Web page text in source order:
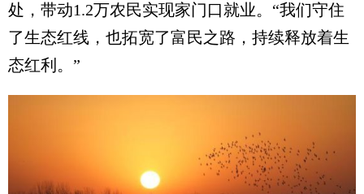
处，带动1.2万农民实现家门口就业。“我们守住
了生态红线，也拓宽了富民之路，持续释放着生
态红利。”